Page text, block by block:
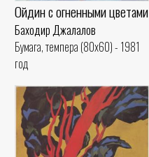
Ойдин с огненными цветами
Баходир Джалалов
Бумага, темпера (80x60) - 1981
год